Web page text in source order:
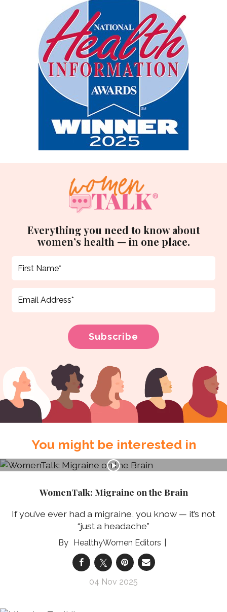
Everything you need to know about
women’s health — in one place.
You might be interested in
WomenTalk: Migraine on the Brain
If you’ve ever had a migraine, you know — it’s not
“just a headache”
HealthyWomen Editors
04 Nov 2025